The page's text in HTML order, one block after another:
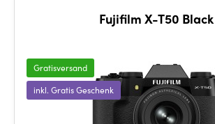
Fujifilm X-T50 Black
Gratisversand
inkl. Gratis Geschenk